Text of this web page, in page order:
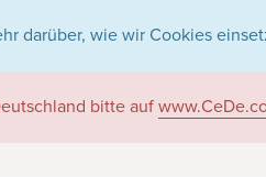
darüber, wie wir Cookies
bitte auf